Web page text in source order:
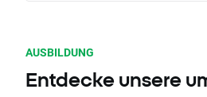
AUSBILDUNG
Entdecke unsere